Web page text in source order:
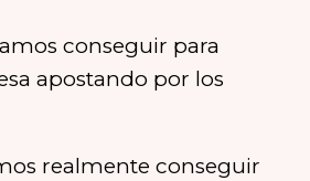
conseguir para
apostando por los
realmente conseguir